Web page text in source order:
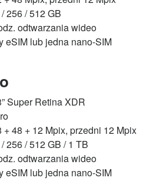
256 / 512 GB
odtwarzania wideo
eSIM lub jedna nano-SIM
Super Retina XDR
+ 48 + 12 Mpix, przedni 12 Mpix
256 / 512 GB / 1 TB
odtwarzania wideo
eSIM lub jedna nano-SIM